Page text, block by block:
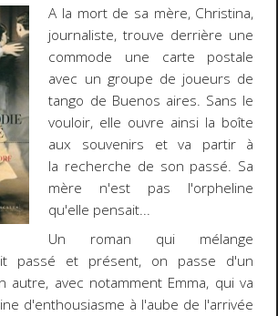
A la mort de sa mère, Christina,
journaliste, trouve derrière une
commode une carte postale
avec un groupe de joueurs de
tango de Buenos aires. Sans le
vouloir, elle ouvre ainsi la boîte
aux souvenirs et va partir à
la recherche de son passé. Sa
mère n'est pas l'orpheline
qu'elle pensait...
Un roman qui mélange
passé et présent, on passe d'un
autre, avec notamment Emma, qui va
d'enthousiasme à l'aube de l'arrivée